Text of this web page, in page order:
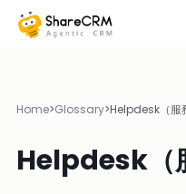
Home>Glossary>Helpdesk（服
Helpdesk（